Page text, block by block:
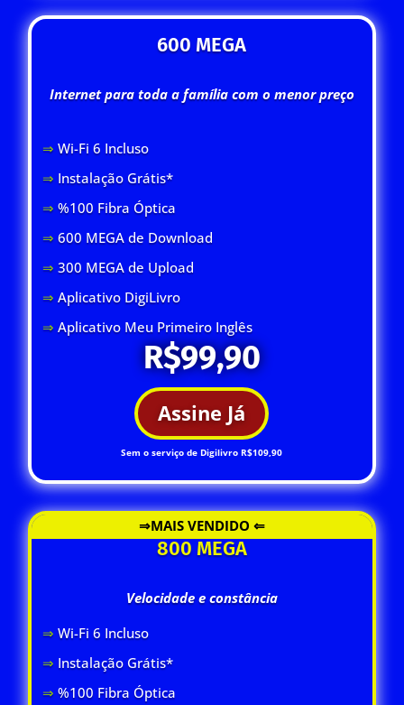
600 MEGA
Internet para toda a família com o menor preço
⇒ Wi-Fi 6 Incluso
⇒ Instalação Grátis*
⇒ %100 Fibra Óptica
⇒ 600 MEGA de Download
⇒300 MEGA de Upload
⇒Aplicativo DigiLivro
⇒Aplicativo Meu Primeiro Inglês
R$99,90
Assine Já
Sem o serviço de Digilivro R$109,90
⇒MAIS VENDIDO ⇐
800 MEGA
Velocidade e constância
⇒ Wi-Fi 6 Incluso
⇒ Instalação Grátis*
⇒ %100 Fibra Óptica